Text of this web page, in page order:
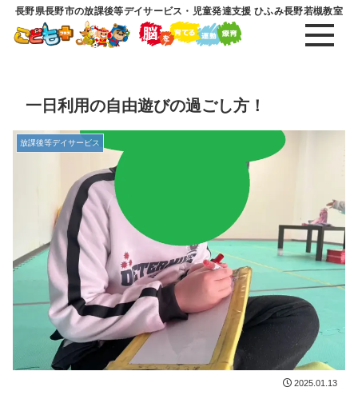
長野県長野市の放課後等デイサービス・児童発達支援 ひふみ長野若槻教室
一日利用の自由遊びの過ごし方！
放課後等デイサービス
2025.01.13